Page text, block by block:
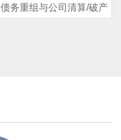
债务重组与公司清算/破产